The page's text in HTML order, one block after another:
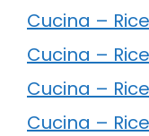
Cucina –
Cucina –
Cucina –
Cucina –